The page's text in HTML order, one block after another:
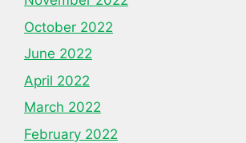
October 2022
June 2022
April 2022
March 2022
February 2022